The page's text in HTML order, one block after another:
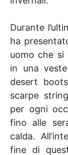
Durante
ha
uomo che si
in una
desert
scarpe
per ogni
fino alle
calda.
fine di